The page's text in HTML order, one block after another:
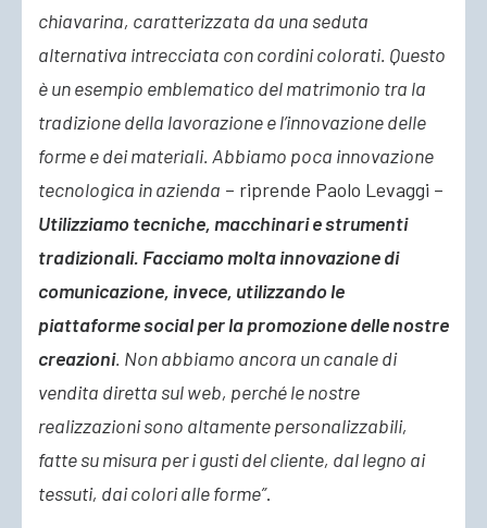
chiavarina, caratterizzata da una seduta
alternativa intrecciata con cordini colorati. Questo
è un esempio emblematico del matrimonio tra la
tradizione della lavorazione e l’innovazione delle
forme e dei materiali. Abbiamo poca innovazione
tecnologica in azienda – riprende Paolo Levaggi –
Utilizziamo tecniche, macchinari e strumenti
tradizionali. Facciamo molta innovazione di
comunicazione, invece, utilizzando le
piattaforme social per la promozione delle nostre
creazioni. Non abbiamo ancora un canale di
vendita diretta sul web, perché le nostre
realizzazioni sono altamente personalizzabili,
fatte su misura per i gusti del cliente, dal legno ai
tessuti, dai colori alle forme”.